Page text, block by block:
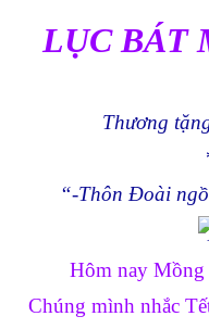
LỤC BÁT
Thương
“-Thôn Đoài
Hôm nay Mồng
Chúng mình nhắc